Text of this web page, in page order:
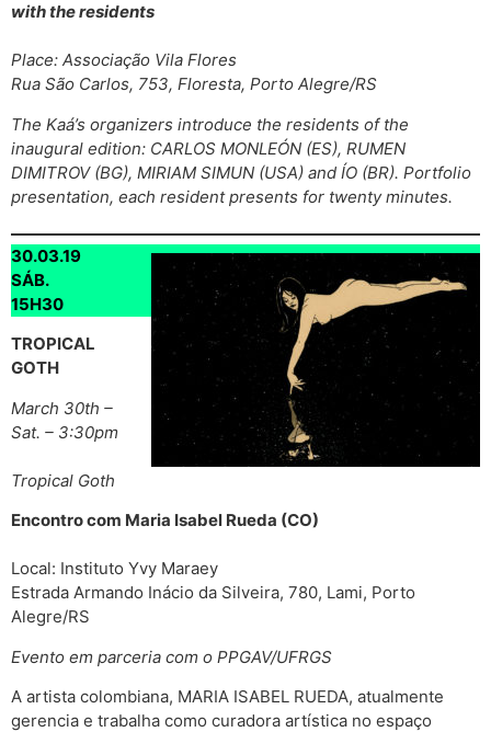
with the residents
Place: Associação Vila Flores
Rua São Carlos, 753, Floresta, Porto Alegre/RS
The Kaá’s organizers introduce the residents of the
inaugural edition: CARLOS MONLEÓN (ES), RUMEN
DIMITROV (BG), MIRIAM SIMUN (USA) and ÍO (BR). Portfolio
presentation, each resident presents for twenty minutes.
30.03.19
SÁB.
15H30
TROPICAL
GOTH
March 30th –
Sat. – 3:30pm
Tropical Goth
Encontro com Maria Isabel Rueda (CO)
Local: Instituto Yvy Maraey
Estrada Armando Inácio da Silveira, 780, Lami, Porto
Alegre/RS
Evento em parceria com o PPGAV/UFRGS
A artista colombiana, MARIA ISABEL RUEDA, atualmente
gerencia e trabalha como curadora artística no espaço